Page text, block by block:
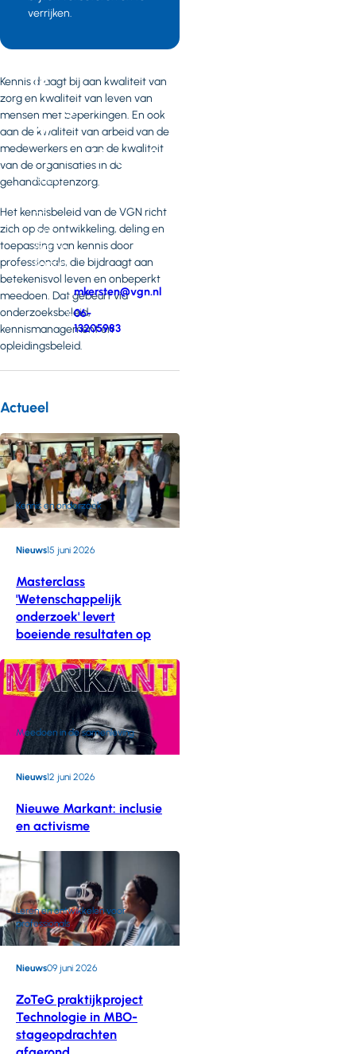
verrijken.
Kennis draagt bij aan kwaliteit van
zorg en kwaliteit van leven van
mensen met beperkingen. En ook
aan de kwaliteit van arbeid van de
medewerkers en aan de kwaliteit
van de organisaties in de
gehandicaptenzorg.
Het kennisbeleid van de VGN richt
zich op de ontwikkeling, deling en
toepassing van kennis door
professionals, die bijdraagt aan
betekenisvol leven en onbeperkt
meedoen. Dat gebeurt via
onderzoeksbeleid,
kennismanagement en
opleidingsbeleid.
Actueel
Masterclass
'Wetenschappelijk
onderzoek' levert
boeiende resultaten op
Nieuws15 juni 2026
Kennis en onderzoek
Nieuwe Markant: inclusie
en activisme
Nieuws12 juni 2026
Meedoen in de samenleving
ZoTeG praktijkproject
Technologie in MBO-
stageopdrachten
Nieuws09 juni 2026
Leren en ontwikkelen voor
professionals
weten
heb
je
vragen
of
opmerkingen?
Neem
op
met
Marion
Kersten
E-
mail
mkersten@vgn.nl
Telefoonnummer
06-
13205983